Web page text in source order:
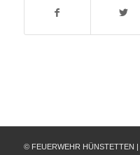
© FEUERWEHR HÜNSTETTEN |